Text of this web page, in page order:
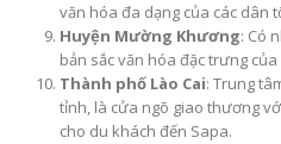
văn hóa đa dạng của các dân
Huyện Mường Khương: Có
bản sắc văn hóa đặc trưng
Thành phố Lào Cai: Trung
tỉnh, là cửa ngõ giao thương
cho du khách đến Sapa.